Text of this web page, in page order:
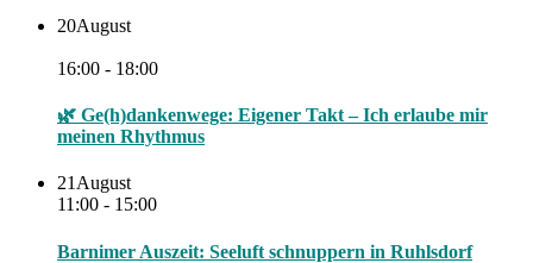
20August
16:00 - 18:00
🌿 Ge(h)dankenwege: Eigener Takt – Ich erlaube mir
meinen Rhythmus
21 August
11:00 - 15:00
Barnimer Auszeit: Seeluft schnuppern in Ruhlsdorf